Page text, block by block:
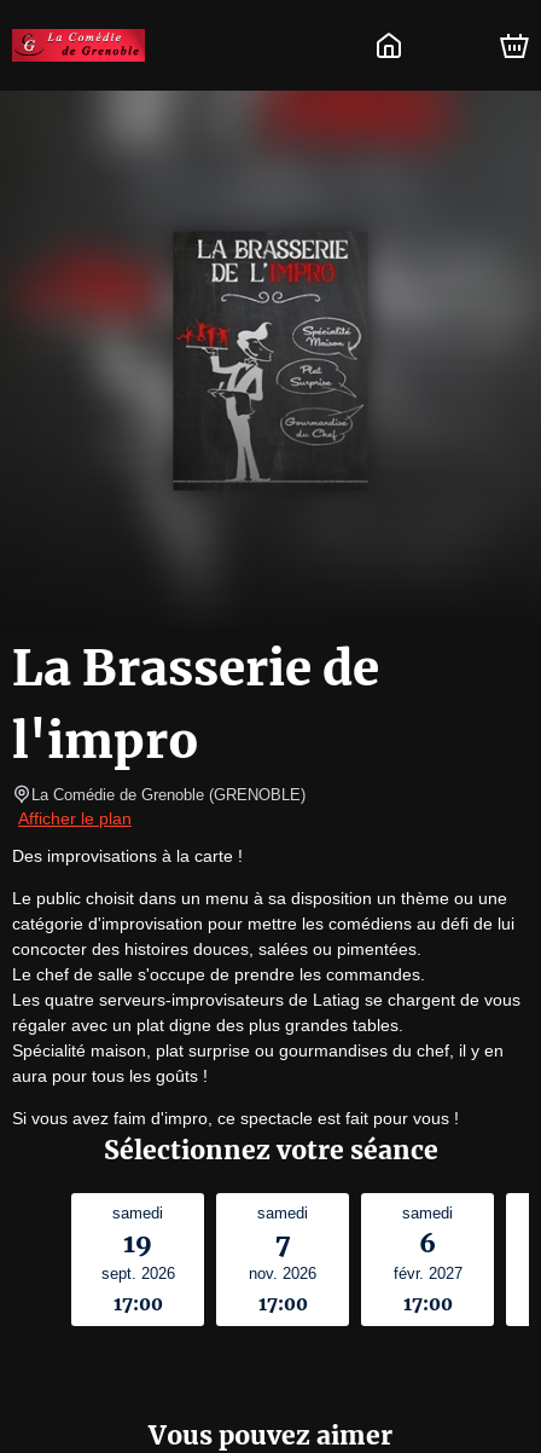
La Brasserie de
l'impro
La Comédie de Grenoble (GRENOBLE)
Afficher le plan
Des improvisations à la carte !
Le public choisit dans un menu à sa disposition un thème ou une
catégorie d'improvisation pour mettre les comédiens au défi de lui
concocter des histoires douces, salées ou pimentées.
Le chef de salle s'occupe de prendre les commandes.
Les quatre serveurs-improvisateurs de Latiag se chargent de vous
régaler avec un plat digne des plus grandes tables.
Spécialité maison, plat surprise ou gourmandises du chef, il y en
aura pour tous les goûts !
Si vous avez faim d'impro, ce spectacle est fait pour vous !
Sélectionnez votre séance
samedi
19
sept. 2026
17:00
samedi
7
nov. 2026
17:00
samedi
6
févr. 2027
17:00
Vous pouvez aimer